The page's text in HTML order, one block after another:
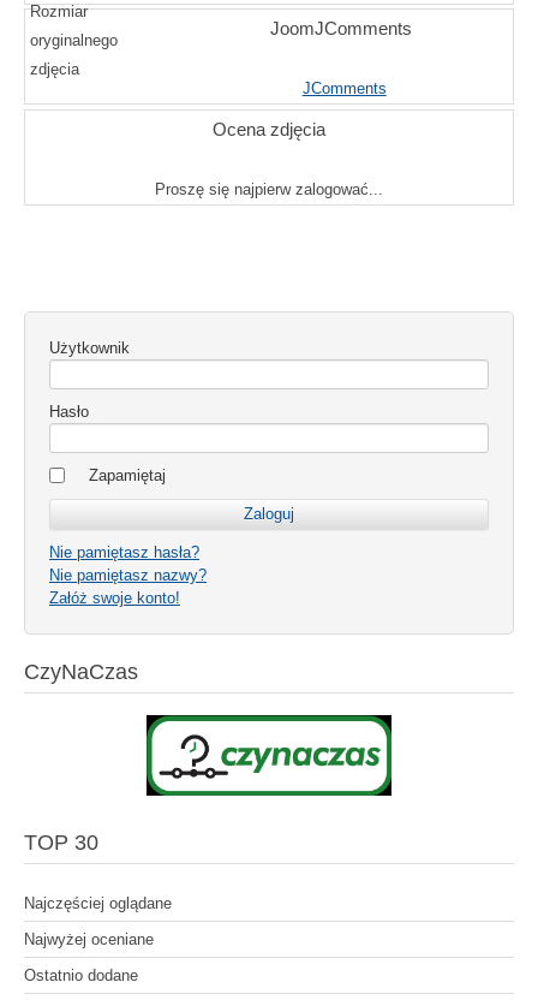
Rozmiar
oryginalnego
zdjęcia
JoomJComments
JComments
Ocena zdjęcia
Proszę się najpierw zalogować...
Użytkownik
Hasło
Zapamiętaj
Nie pamiętasz hasła?
Nie pamiętasz nazwy?
Załóż swoje konto!
CzyNaCzas
TOP 30
Najczęściej oglądane
Najwyżej oceniane
Ostatnio dodane